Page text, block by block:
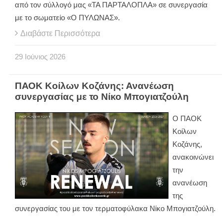
από τον σύλλογό μας «ΤΑ ΠΑΡΤΑΛΟΠΛΑ» σε συνεργασία
με το σωματείο «Ο ΠΥΛΩΝΑΣ».
Διαβάστε Περισσότερα
29 Ιούνιος 2026
ΠΑΟΚ Κοίλων Κοζάνης: Ανανέωση
συνεργασίας με το Νίκο Μπογιατζούλη
Ο ΠΑΟΚ
Κοίλων
Κοζάνης,
ανακοινώνει
την
ανανέωση
της
συνεργασίας του με τον τερματοφύλακα Νίκο Μπογιατζούλη.